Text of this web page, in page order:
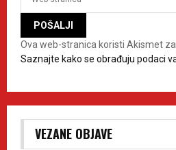
Ova web-stranica koristi Akismet
Saznajte kako se obrađuju podaci
VEZANE OBJAVE